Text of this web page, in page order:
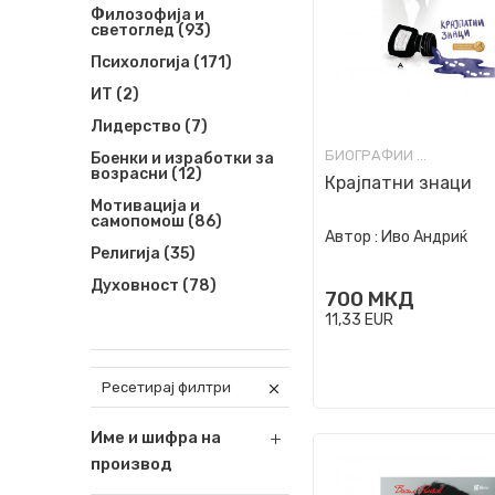
Филозофија и
светоглед (93)
Психологија (171)
ИТ (2)
Лидерство (7)
Боенки и изработки за
возрасни (12)
Мотивација и
самопомош (86)
Религија (35)
Духовност (78)
Ресетирај филтри
Име и шифра на
производ
БИОГРАФИИ И МЕМОАРИ
Крајпатни знаци
Автор : Иво Андриќ
700 МКД
11,33 EUR